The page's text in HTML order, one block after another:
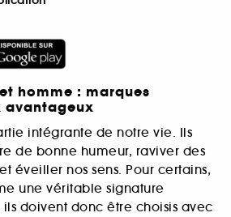
homme : marques
avantageux
intégrante de notre vie. Ils
de bonne humeur, raviver des
éveiller nos sens. Pour certains,
une véritable signature
doivent donc être choisis avec